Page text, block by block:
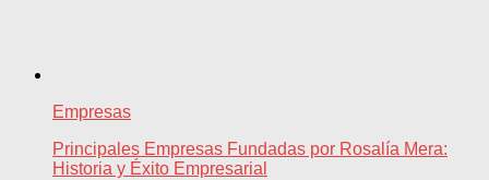
Empresas
Principales Empresas Fundadas por Rosalía Mera:
Historia y Éxito Empresarial